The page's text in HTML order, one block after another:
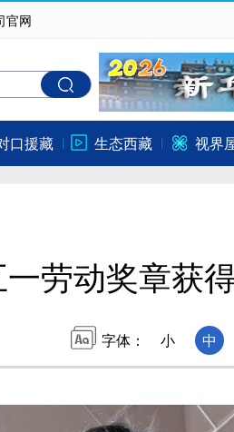
官网
口援藏 生态西藏 视界
劳动奖章获
字体： 小 中